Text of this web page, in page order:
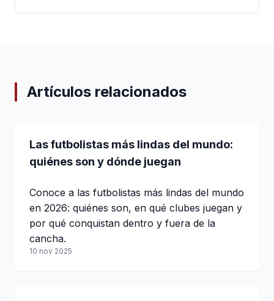
Artículos relacionados
Las futbolistas más lindas del mundo:
quiénes son y dónde juegan
Conoce a las futbolistas más lindas del mundo
en 2026: quiénes son, en qué clubes juegan y
por qué conquistan dentro y fuera de la
cancha.
10 nov 2025